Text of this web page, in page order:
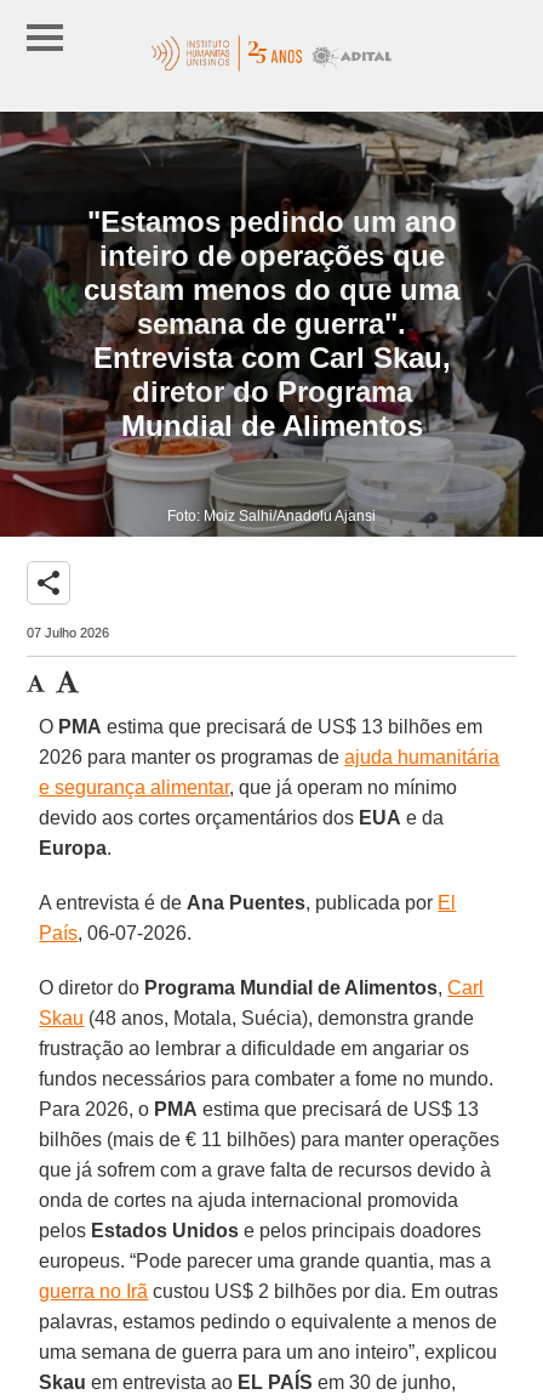
"Estamos pedindo um ano
inteiro de operações que
custam menos do que uma
semana de guerra".
Entrevista com Carl Skau,
diretor do Programa
Mundial de Alimentos
Foto: Moiz Salhi/Anadolu Ajansi
share
07 Julho 2026
O PMA estima que precisará de US$ 13 bilhões em
2026 para manter os programas deajuda humanitária
e segurança alimentar, que já operam no mínimo
devido aos cortes orçamentários dos EUA e da
Europa.
A entrevista é de Ana Puentes, publicada por El
País, 06-07-2026.
O diretor do Programa Mundial de Alimentos,Carl
Skau (48 anos, Motala, Suécia), demonstra grande
frustração ao lembrar a dificuldade em angariar os
fundos necessários para combater a fome no mundo.
Para 2026, o PMA estima que precisará de US$ 13
bilhões (mais de € 11 bilhões) para manter operações
que já sofrem com a grave falta de recursos devido à
onda de cortes na ajuda internacional promovida
pelos Estados Unidos e pelos principais doadores
europeus. “Pode parecer uma grande quantia, mas a
guerra no Irã custou US$ 2 bilhões por dia. Em outras
palavras, estamos pedindo o equivalente a menos de
uma semana de guerra para um ano inteiro”, explicou
Skau em entrevista ao EL PAÍS em 30 de junho,